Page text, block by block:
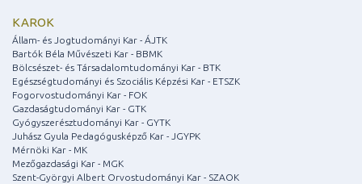
KAROK
Állam- és Jogtudományi Kar - ÁJTK
Bartók Béla Művészeti Kar - BBMK
Bölcsészet- és Társadalomtudományi Kar - BTK
Egészségtudományi és Szociális Képzési Kar - ETSZK
Fogorvostudományi Kar - FOK
Gazdaságtudományi Kar - GTK
Gyógyszerésztudományi Kar - GYTK
Juhász Gyula Pedagógusképző Kar - JGYPK
Mérnöki Kar - MK
Mezőgazdasági Kar - MGK
Szent-Györgyi Albert Orvostudományi Kar - SZAOK